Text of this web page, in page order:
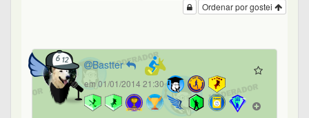
Ordenar por gostei
Bastter
em 01/01/2014 21:30